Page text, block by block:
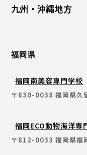
九州・沖縄地方
福岡県
福岡南美容専門学校
〒830-0038 福岡県久
福岡ECO動物海洋専
〒812-0033 福岡県福